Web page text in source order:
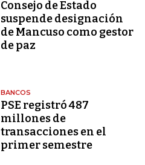
Consejo de Estado
suspende designación
de Mancuso como gestor
de paz
BANCOS
PSE registró 487
millones de
transacciones en el
primer semestre